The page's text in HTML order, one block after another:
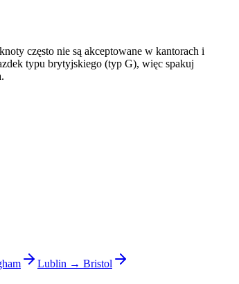
często nie są akceptowane w kantorach i
typu brytyjskiego (typ G), więc spakuj
Lublin → Bristol